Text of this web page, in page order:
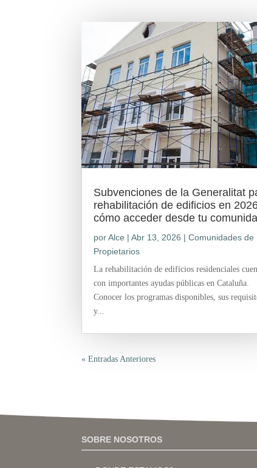
Subvenciones de la Generalitat
rehabilitación de edificios en
cómo acceder desde tu
porAlce |Abr 13, 2026 |Comunidades de
Propietarios
La rehabilitación de edificios residenciales
con importantes ayudas públicas en Cataluña.
Conocer los programas disponibles, sus
y...
« Entradas Anteriores
SOBRE NOSOTROS